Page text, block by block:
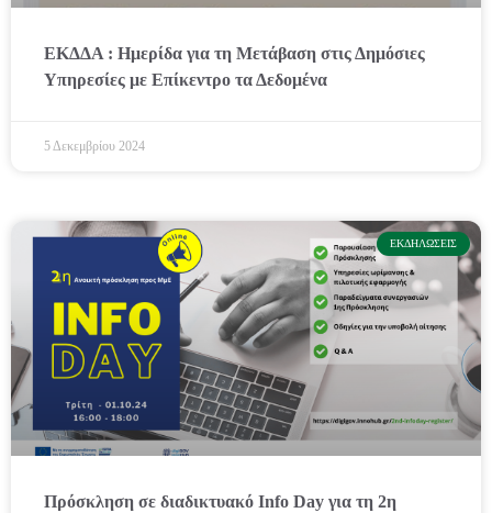
ΕΚΔΔΑ : Ημερίδα για τη Μετάβαση στις Δημόσιες
Υπηρεσίες με Επίκεντρο τα Δεδομένα
5 Δεκεμβρίου 2024
ΕΚΔΗΛΏΣΕΙΣ
Πρόσκληση σε διαδικτυακό Info Day για τη 2η